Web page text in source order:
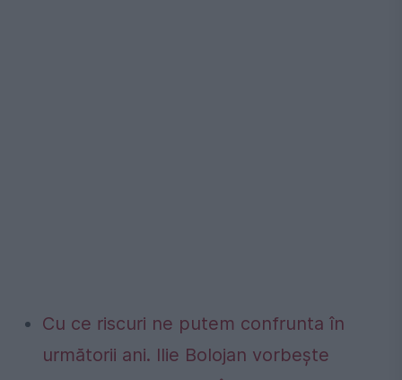
Cu ce riscuri ne putem confrunta în
următorii ani. Ilie Bolojan vorbește